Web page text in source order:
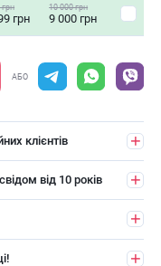
грн
грн
10 000 грн
9 000 грн
АБО
клієнтів
від 10 років